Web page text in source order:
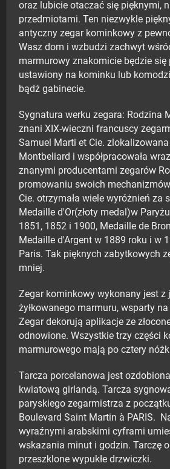
oraz lubicie otaczać się pięknymi,
przedmiotami. Ten niezwykle
antyczny zegar kominkowy z
Wasz dom i wzbudzi zachwyt
marmurowy znakomicie będzie się
ustawiony na kominku lub
bądź gabinecie.
Sygnatura werku zegara: Rodzina
znani XIX-wieczni francuscy
Samuel Marti et Cie. zlokalizowana
Montbeliard i współpracowała
znanymi producentami zegarów
promowaniu swoich
Cie. otrzymała wiele wyróżnień za
Medaille d'Or(złoty medal)w
1851, 1852 i 1900, Medaille de
Medaille d'Argent w 1889 roku i w
Paris. Tak pięknych zabytkowych
mniej.
Zegar kominkowy wykonany jest z
żyłkowanego marmuru, wsparty
Zegar dekorują aplikacje ze
odnowione. Wszystkie trzy części
marmurowego mają po cztery
Tarcza porcelanowa jest
kwiatową girlandą. Tarcza
paryskiego zegarmistrza z
Boulevard Saint Martin à PARIS.
wyraźnymi arabskimi cyframi
wskazania minut i godzin. Tarczę
przeszklone wypukłe drzwiczki.